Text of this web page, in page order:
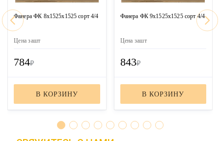
Фанера ФК 8х1525х1525 сорт 4/4
Цена зашт
784₽
В КОРЗИНУ
Фанера ФК 9х1525х1525 сорт 4/4
Цена зашт
843₽
В КОРЗИНУ